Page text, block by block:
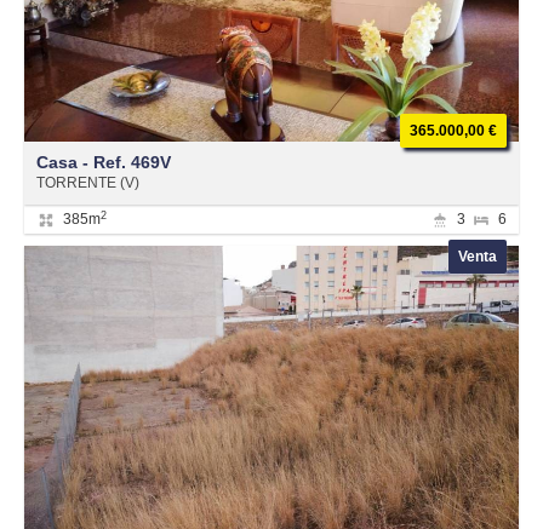
365.000,00 €
Casa - Ref. 469V
TORRENTE (V)
385m2 6
3
Venta